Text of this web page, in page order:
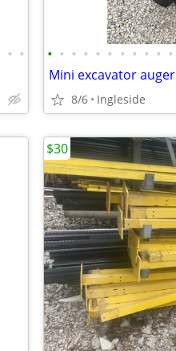
• • • • • • • • • • • • •
Mini excavator auger
8/6 Ingleside
$30